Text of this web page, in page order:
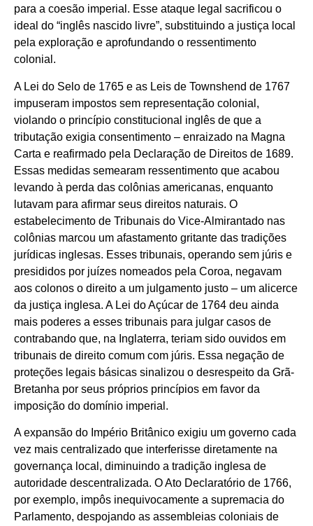
para a coesão imperial. Esse ataque legal sacrificou o
ideal do “inglês nascido livre”, substituindo a justiça local
pela exploração e aprofundando o ressentimento
colonial.
A Lei do Selo de 1765 e as Leis de Townshend de 1767
impuseram impostos sem representação colonial,
violando o princípio constitucional inglês de que a
tributação exigia consentimento – enraizado na Magna
Carta e reafirmado pela Declaração de Direitos de 1689.
Essas medidas semearam ressentimento que acabou
levando à perda das colônias americanas, enquanto
lutavam para afirmar seus direitos naturais. O
estabelecimento de Tribunais do Vice-Almirantado nas
colônias marcou um afastamento gritante das tradições
jurídicas inglesas. Esses tribunais, operando sem júris e
presididos por juízes nomeados pela Coroa, negavam
aos colonos o direito a um julgamento justo – um alicerce
da justiça inglesa. A Lei do Açúcar de 1764 deu ainda
mais poderes a esses tribunais para julgar casos de
contrabando que, na Inglaterra, teriam sido ouvidos em
tribunais de direito comum com júris. Essa negação de
proteções legais básicas sinalizou o desrespeito da Grã-
Bretanha por seus próprios princípios em favor da
imposição do domínio imperial.
A expansão do Império Britânico exigiu um governo cada
vez mais centralizado que interferisse diretamente na
governança local, diminuindo a tradição inglesa de
autoridade descentralizada. O Ato Declaratório de 1766,
por exemplo, impôs inequivocamente a supremacia do
Parlamento, despojando as assembleias coloniais de